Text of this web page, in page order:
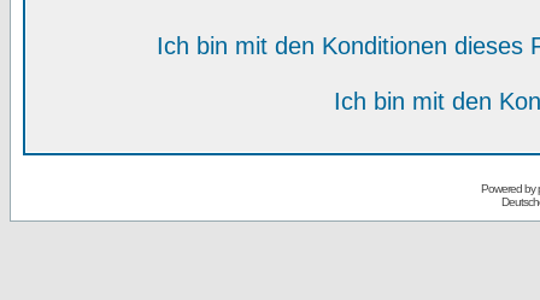
Ich bin mit den Konditionen dieses
Ich bin mit den
Powered by